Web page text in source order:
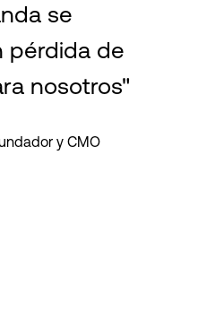
se
pérdida de
nosotros"
y CMO